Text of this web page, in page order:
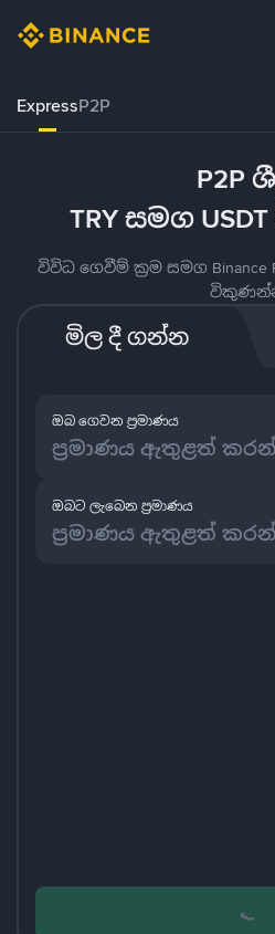
ExpressP2P
P2P
TRY සමග
විවිධ ගෙවීම් ක්‍රම සමග Binance
මිල දී ගන්න
ඔබ ගෙවන ප්‍රමාණය
ඔබට ලැබෙන ප්‍රමාණය